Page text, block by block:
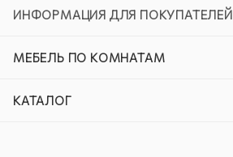
ИНФОРМАЦИЯ ДЛЯ ПОКУПАТЕЛЕЙ
МЕБЕЛЬ ПО КОМНАТАМ
КАТАЛОГ